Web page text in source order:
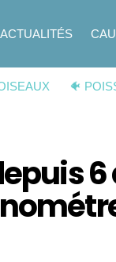
ACTUALITÉS
🐠
6